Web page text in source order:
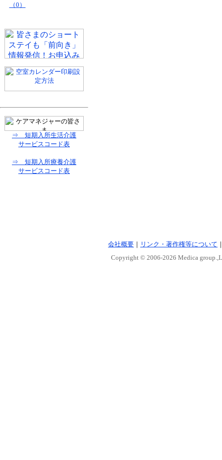
（0）
⇒ 短期入所生活介護
サービスコード表
⇒ 短期入所療養介護
サービスコード表
会社概要 ｜ リンク・著作権等について
Copyright © 2006-2026 Medica